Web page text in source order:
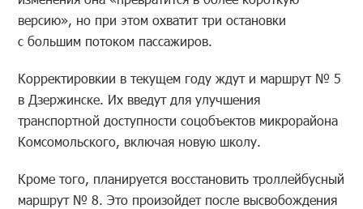
версию», но при этом охватит три остановки
с большим потоком пассажиров.
Корректировкии в текущем году ждут и маршрут № 5
в Дзержинске. Их введут для улучшения
транспортной доступности соцобъектов микрорайона
Комсомольского, включая новую школу.
Кроме того, планируется восстановить троллейбусный
маршрут № 8. Это произойдет после высвобождения